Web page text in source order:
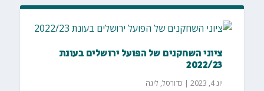
ציוני השחקנים של הפועל ירושלים בעונת
2022/23
יונ 4, 2023 | כדורסל, ליגה